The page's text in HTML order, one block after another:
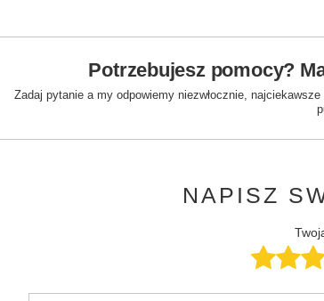
Potrzebujesz pomocy?
Zadaj pytanie a my odpowiemy niezwłocznie,
NAPISZ